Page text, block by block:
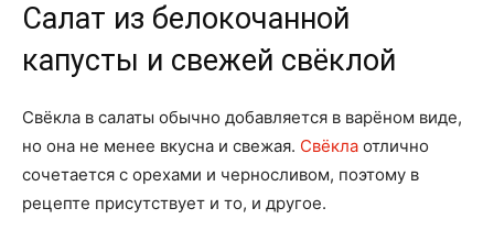
Салат из белокочанной
капусты и свежей свёклой
Свёкла в салаты обычно добавляется в варёном виде,
но она не менее вкусна и свежая. Свёкла отлично
сочетается с орехами и черносливом, поэтому в
рецепте присутствует и то, и другое.